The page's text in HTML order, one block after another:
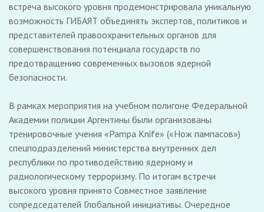
встреча высокого уровня продемонстрировала уникальную
возможность ГИБАЯТ объединять экспертов, политиков и
представителей правоохранительных органов для
совершенствования потенциала государств по
предотвращению современных вызовов ядерной
безопасности.
В рамках мероприятия на учебном полигоне Федеральной
Академии полиции Аргентины были организованы
тренировочные учения «Pampa Knife» («Нож пампасов»)
спецподразделений министерства внутренних дел
республики по противодействию ядерному и
радиологическому терроризму. По итогам встречи
высокого уровня принято Совместное заявление
сопредседателей Глобальной инициативы. Очередное